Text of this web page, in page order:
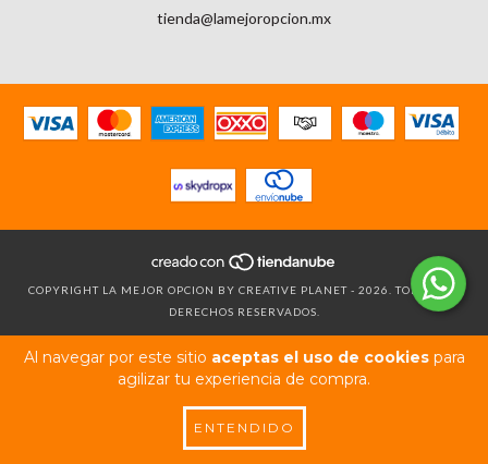
Al navegar por este sitio aceptas el uso de cookiespara
agilizar tu experiencia de compra.
ENTENDIDO
tienda@lamejoropcion.mx
COPYRIGHT LA MEJOR OPCION BY CREATIVE PLANET - 2026. TODOS LOS
DERECHOS RESERVADOS.